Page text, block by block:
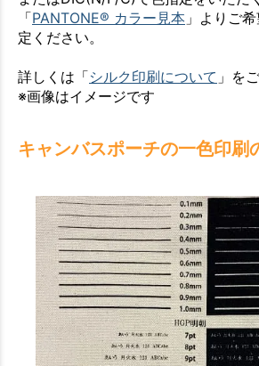
「PANTONE® カラー見本 」よりご
定ください。
詳しくは「シルク印刷について 」を
※画像はイメージです
キャンバスポーチの一色印刷